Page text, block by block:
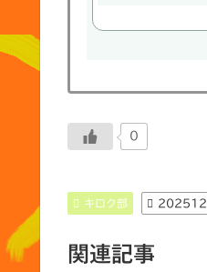
0
キロク部 202512
関連記事